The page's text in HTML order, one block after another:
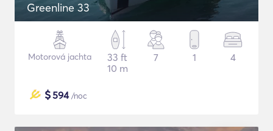
Greenline 33
Motorová jachta
33 ft
10 m
7 1 4
$594/noc